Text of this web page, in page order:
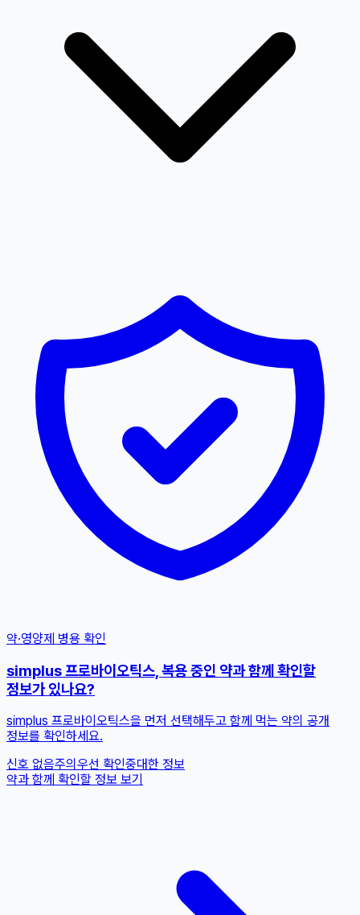
약·영양제 병용 확인
simplus 프로바이오틱스, 복용 중인 약과 함께 확인할
정보가 있나요?
simplus 프로바이오틱스을 먼저 선택해두고 함께 먹는 약의 공개
정보를 확인하세요.
신호 없음주의 우선 확인중대한 정보
약과 함께 확인할 정보 보기